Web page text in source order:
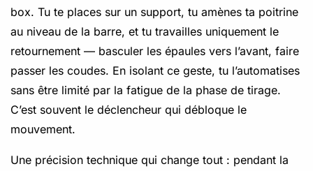
box. Tu te places sur un support, tu amènes ta poitrine
au niveau de la barre, et tu travailles uniquement le
retournement — basculer les épaules vers l’avant, faire
passer les coudes. En isolant ce geste, tu l’automatises
sans être limité par la fatigue de la phase de tirage.
C’est souvent le déclencheur qui débloque le
mouvement.
Une précision technique qui change tout : pendant la